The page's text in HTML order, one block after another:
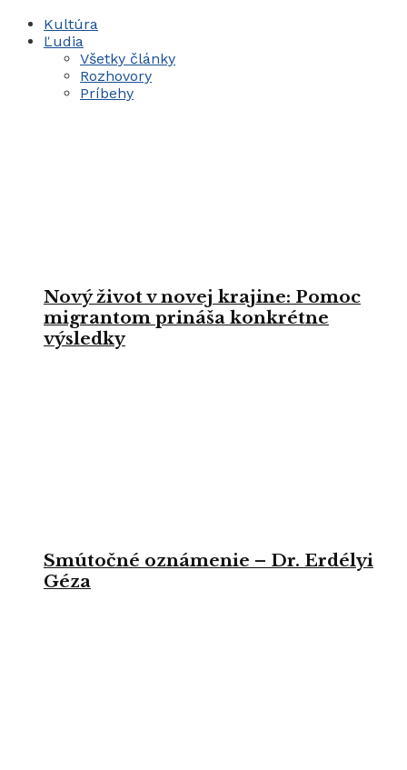
Kultúra
Ľudia
Všetky články
Rozhovory
Príbehy
Nový život v novej krajine: Pomoc
migrantom prináša konkrétne
výsledky
Smútočné oznámenie – Dr. Erdélyi
Géza